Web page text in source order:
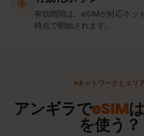
有効期間は、eSIMが対応ネッ
時点で開始されます。
ネットワークとエリ
アンギラでeSIM
を使う？